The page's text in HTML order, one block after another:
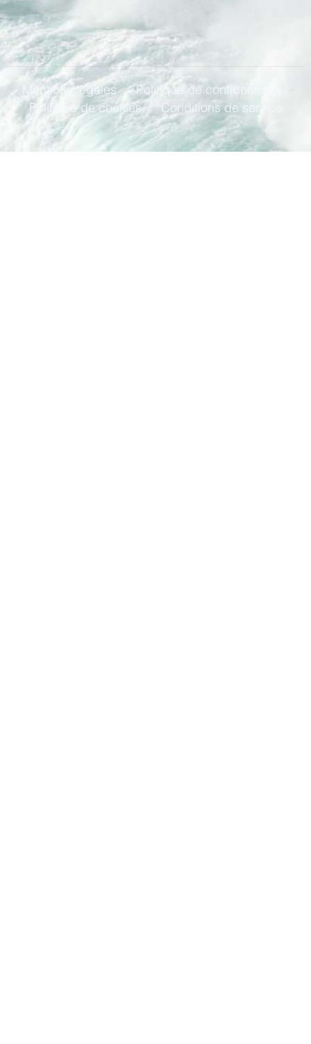
Mentions légales
Politique de confidentialité
Politique de cookies
Conditions de service